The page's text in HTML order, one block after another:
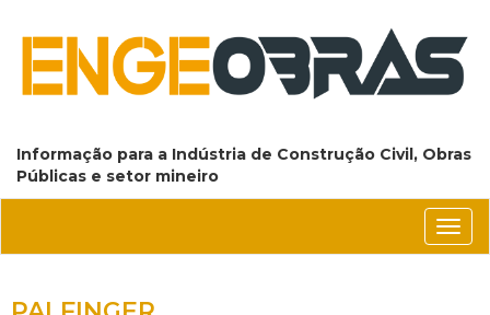
Informação para a Indústria de Construção Civil, Obras
Públicas e setor mineiro